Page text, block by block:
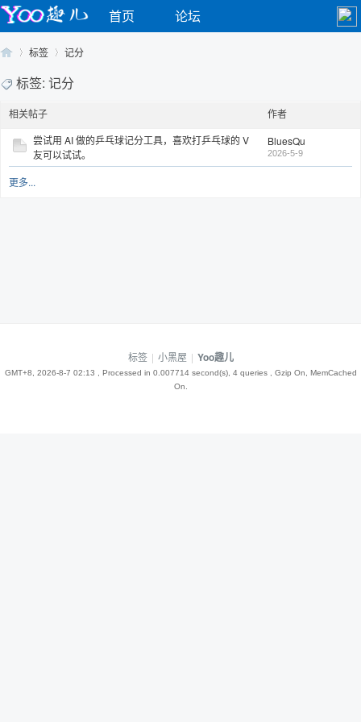
首页 论坛
Yo›
标签 记分
标签: 记分
相关帖子
作者
尝试用 AI 做的乒乓球记分工具，喜欢打乒乓球的 V
友可以试试。
BluesQu
2026-5-9
更多...
标签 | 小黑屋 | Yoo趣儿
GMT+8, 2026-8-7 02:13 , Processed in 0.007714 second(s), 4 queries , Gzip On, MemCached
On.